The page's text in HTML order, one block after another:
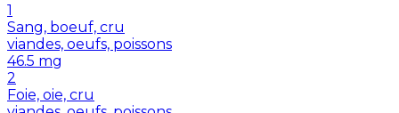
1
Sang, boeuf, cru
viandes, oeufs, poissons
46.5 mg
2
Foie, oie, cru